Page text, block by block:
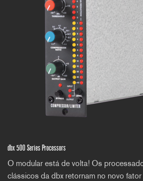
dbx 500 Series Processors
O modular está de volta! Os
clássicos da dbx retornam no novo